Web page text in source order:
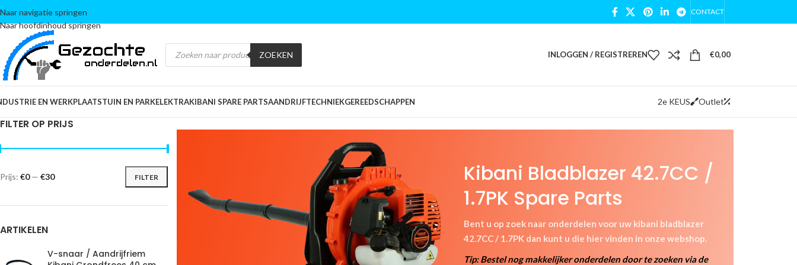
Naar navigatie springen
Naar hoofdinhoud springen
CONTACT
ZOEKEN INLOGGEN / REGISTREREN €0,00
EN WERKPLAATSTUIN EN PARKELEKTRAKIBANI SPARE PARTSAANDRIJFTECHNIEKGEREEDSCHAPPEN 2e KEUS Outlet
FILTER OP PRIJS
FILTER
Prijs: €0— €30
ARTIKELEN
V-snaar / Aandrijfriem
Kibani Bladblazer 42.7CC /
1.7PK Spare Parts
Bent u op zoek naar onderdelen voor uw kibani bladblazer
42.7CC / 1.7PK dan kunt u die hier vinden in onze webshop.
Tip: Bestel nog makkelijker onderdelen door te zoeken via de